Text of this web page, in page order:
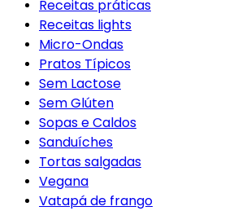
Receitas práticas
Receitas lights
Micro-Ondas
Pratos Típicos
Sem Lactose
Sem Glúten
Sopas e Caldos
Sanduíches
Tortas salgadas
Vegana
Vatapá de frango